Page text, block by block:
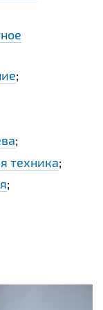
;
;
техника;
;